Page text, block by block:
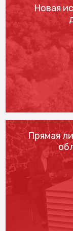
Новая
Прямая